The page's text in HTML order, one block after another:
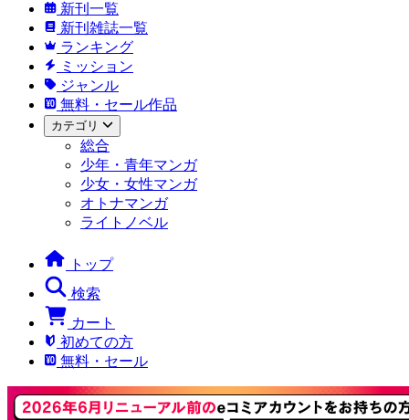
新刊一覧
新刊雑誌一覧
ランキング
ミッション
ジャンル
無料・セール作品
カテゴリ
総合
少年・青年マンガ
少女・女性マンガ
オトナマンガ
ライトノベル
トップ
検索
カート
初めての方
無料・セール